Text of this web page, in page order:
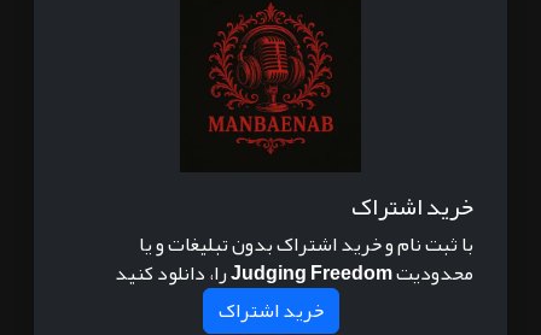
خرید اشتراک
با ثبت نام و خرید اشتراک بدون تبلیغات و یا
محدودیتJudging Freedomرا، دانلود کنید
خرید اشتراک